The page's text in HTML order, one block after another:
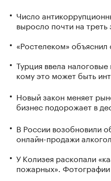
Число
выросло почти на треть
«Ростелеком»
Турция ввела
кому это может быть
Новый закон меняет
бизнес подорожает в
В России возобновили
онлайн-продажи
У Колизея раскопали
пожарных». Фотографии